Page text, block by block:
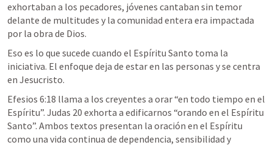
exhortaban a los pecadores, jóvenes cantaban sin temor
delante de multitudes y la comunidad entera era impactada
por la obra de Dios.
Eso es lo que sucede cuando el Espíritu Santo toma la
iniciativa. El enfoque deja de estar en las personas y se centra
en Jesucristo.
Efesios 6:18 llama a los creyentes a orar “en todo tiempo en el
Espíritu”. Judas 20 exhorta a edificarnos “orando en el Espíritu
Santo”. Ambos textos presentan la oración en el Espíritu
como una vida continua de dependencia, sensibilidad y